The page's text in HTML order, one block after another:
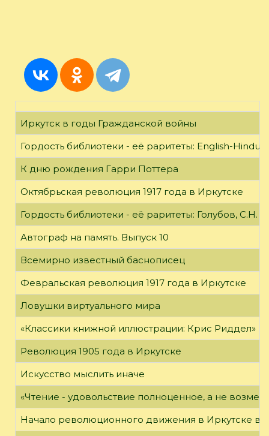
Иркутск в годы Гражданской войны
Гордость библиотеки - её раритеты: English-
К дню рождения Гарри Поттера
Октябрьская революция 1917 года в Иркутске
Гордость библиотеки - её раритеты: Голубов, С.Н.
Автограф на память. Выпуск 10
Всемирно известный баснописец
Февральская революция 1917 года в Иркутске
Ловушки виртуального мира
«Классики книжной иллюстрации: Крис Риддел»
Революция 1905 года в Иркутске
Искусство мыслить иначе
«Чтение - удовольствие полноценное, а не
Начало революционного движения в Иркутске в